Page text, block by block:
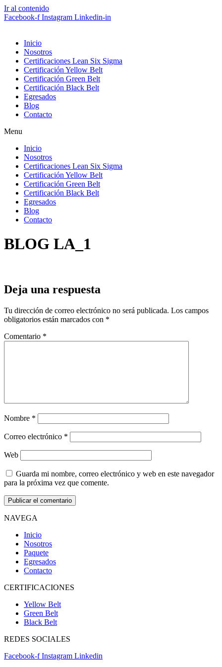
Ir al contenido
Facebook-f Instagram Linkedin-in
Inicio
Nosotros
Certificaciones Lean Six Sigma
Certificación Yellow Belt
Certificación Green Belt
Certificación Black Belt
Egresados
Blog
Contacto
Menu
Inicio
Nosotros
Certificaciones Lean Six Sigma
Certificación Yellow Belt
Certificación Green Belt
Certificación Black Belt
Egresados
Blog
Contacto
BLOG LA_1
Deja una respuesta
Tu dirección de correo electrónico no será publicada. Los campos
obligatorios están marcados con *
Comentario *
Nombre *
Correo electrónico *
Web
Guarda mi nombre, correo electrónico y web en este navegador
para la próxima vez que comente.
NAVEGA
Inicio
Nosotros
Paquete
Egresados
Contacto
CERTIFICACIONES
Yellow Belt
Green Belt
Black Belt
REDES SOCIALES
Facebook-f Instagram Linkedin